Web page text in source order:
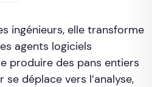
ingénieurs, elle transforme
agents logiciels
produire des pans entiers
se déplace vers l’analyse,